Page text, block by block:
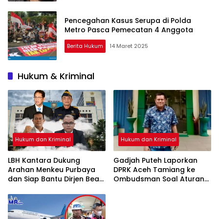
Pencegahan Kasus Serupa di Polda
Metro Pasca Pemecatan 4 Anggota
Berita Hukum 14 Maret 2025
Hukum & Kriminal
Hukum dan Kriminal
LBH Kantara Dukung
Arahan Menkeu Purbaya
dan Siap Bantu Dirjen Bea
Penindakan
Hukum dan Kriminal
Gadjah Puteh Laporkan
DPRK Aceh Tamiang ke
Ombudsman Soal Aturan